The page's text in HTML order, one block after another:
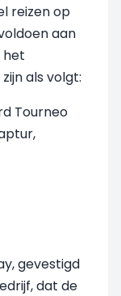
reizen op
aan
het
als volgt:
Tourneo
gevestigd
dat de